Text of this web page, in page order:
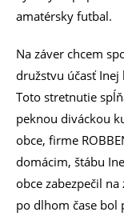
amatérsky futbal.
Na záver chcem
družstvu účasť Inej
Toto stretnutie
peknou diváckou
obce, firme
domácim, štábu
obce zabezpečil
po dlhom čase bol